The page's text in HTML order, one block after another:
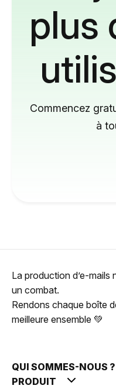
plus
Commencez
à
La production d’e-mails
un combat.
Rendons chaque boîte
meilleure ensemble 💚
QUI SOMMES-NOUS ?
PRODUIT